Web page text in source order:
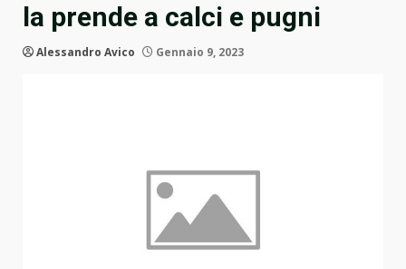
la prende a calci e pugni
Alessandro Avico Gennaio 9, 2023